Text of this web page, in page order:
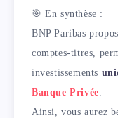
🎯 En synthèse :
BNP Paribas
comptes-titres,
investissements
Banque Privée.
Ainsi, vous aurez